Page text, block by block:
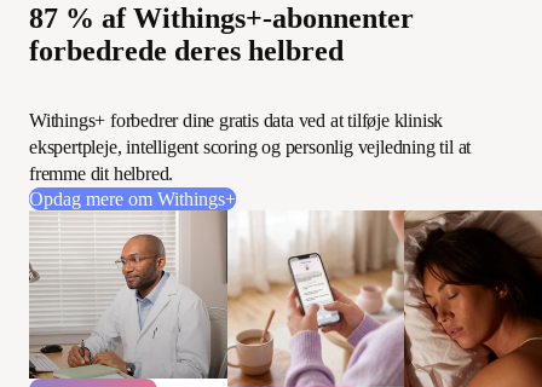
87 % af Withings+-abonnenter
forbedrede deres helbred
Withings+ forbedrer dine gratis data ved at tilføje klinisk
ekspertpleje, intelligent scoring og personlig vejledning til at
fremme dit helbred.
Opdag mere om Withings+